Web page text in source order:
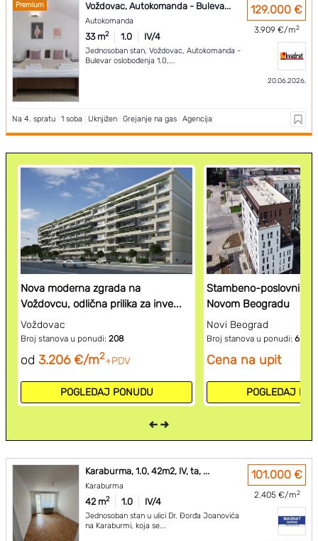
Premium Voždovac, Autokomanda - Buleva...
Autokomanda
33 m2 1.0 IV/4
Jednosoban stan, Voždovac, Autokomanda -
Bulevar oslobođenja 1.0,...
129.000 €
3.909 €/m2
20.06.2026.
Na 4. spratu 1 soba Uknjižen Grejanje na gas Agencija
Nova moderna zgrada na
Voždovcu, odlična prilika za inve...
Voždovac
Broj stanova u ponudi: 208
od 3.206 €/m2+PDV
POGLEDAJ PONUDU
Stambeno-poslovni
Novom Beogradu
Novi Beograd
Broj stanova u ponudi: 6
Cena na upit
POGLEDAJ
Karaburma, 1.0, 42m2, IV, ta, ...
Karaburma
42 m2 1.0 IV/4
Jednosoban stan u ulici Dr. Đorđa Joanovića
na Karaburmi, koja se...
101.000 €
2.405 €/m2